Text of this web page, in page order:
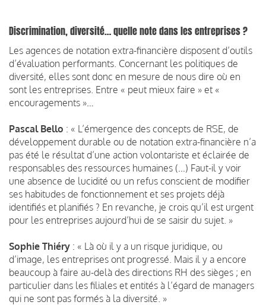
Discrimination, diversité… quelle note dans les entreprises ?
Les agences de notation extra-financière disposent d’outils
d’évaluation performants. Concernant les politiques de
diversité, elles sont donc en mesure de nous dire où en
sont les entreprises. Entre « peut mieux faire » et «
encouragements »…
Pascal Bello : « L’émergence des concepts de RSE, de
développement durable ou de notation extra-financière n’a
pas été le résultat d’une action volontariste et éclairée de
responsables des ressources humaines (…) Faut-il y voir
une absence de lucidité ou un refus conscient de modifier
ses habitudes de fonctionnement et ses projets déjà
identifiés et planifiés ? En revanche, je crois qu’il est urgent
pour les entreprises aujourd’hui de se saisir du sujet. »
Sophie Thiéry : « Là où il y a un risque juridique, ou
d’image, les entreprises ont progressé. Mais il y a encore
beaucoup à faire au-delà des directions RH des sièges ; en
particulier dans les filiales et entités à l’égard de managers
qui ne sont pas formés à la diversité. »